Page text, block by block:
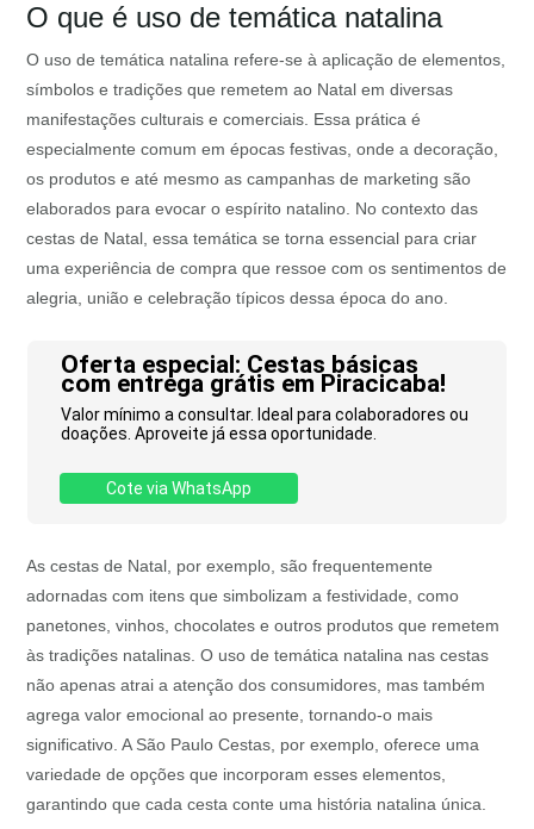
O que é uso de temática natalina
O uso de temática natalina refere-se à aplicação de elementos,
símbolos e tradições que remetem ao Natal em diversas
manifestações culturais e comerciais. Essa prática é
especialmente comum em épocas festivas, onde a decoração,
os produtos e até mesmo as campanhas de marketing são
elaborados para evocar o espírito natalino. No contexto das
cestas de Natal, essa temática se torna essencial para criar
uma experiência de compra que ressoe com os sentimentos de
alegria, união e celebração típicos dessa época do ano.
Oferta especial: Cestas básicas
com entrega grátis em Piracicaba!
Valor mínimo a consultar. Ideal para colaboradores ou
doações. Aproveite já essa oportunidade.
Cote via WhatsApp
As cestas de Natal, por exemplo, são frequentemente
adornadas com itens que simbolizam a festividade, como
panetones, vinhos, chocolates e outros produtos que remetem
às tradições natalinas. O uso de temática natalina nas cestas
não apenas atrai a atenção dos consumidores, mas também
agrega valor emocional ao presente, tornando-o mais
significativo. A São Paulo Cestas, por exemplo, oferece uma
variedade de opções que incorporam esses elementos,
garantindo que cada cesta conte uma história natalina única.